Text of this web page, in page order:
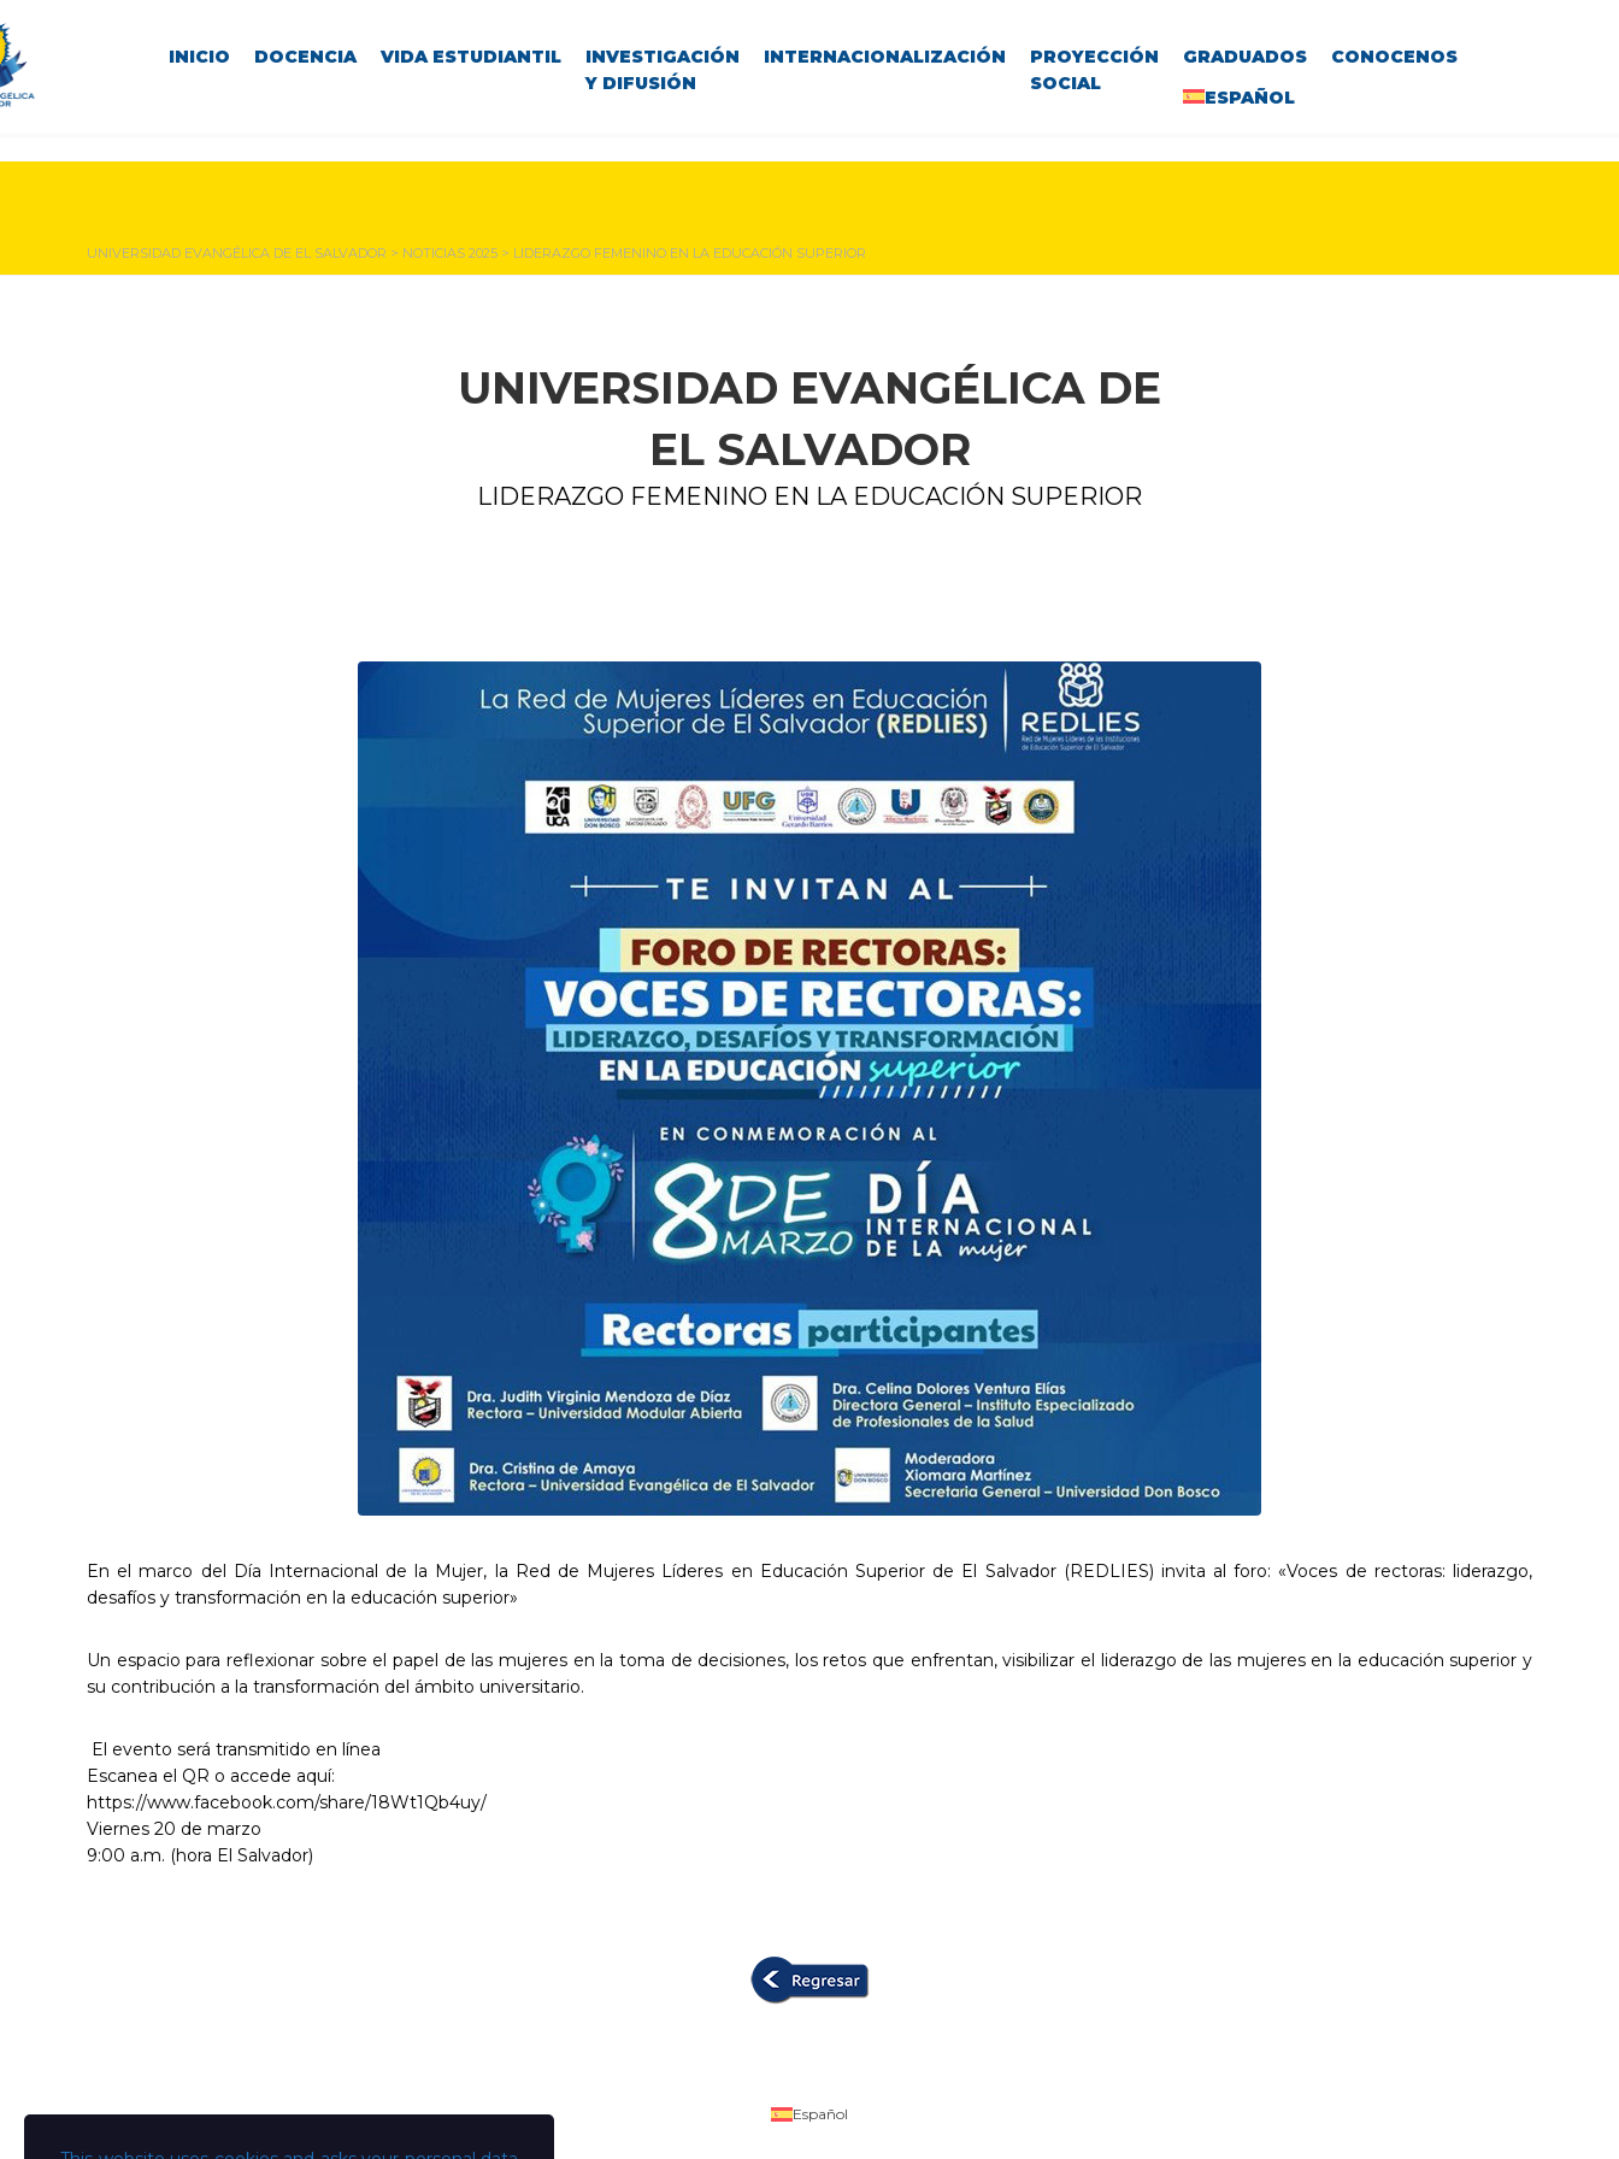
INICIO DOCENCIA VIDA ESTUDIANTIL
INVESTIGACIÓN
Y DIFUSIÓN
INTERNACIONALIZACIÓN
PROYECCIÓN
SOCIAL
GRADUADOS
CONOCENOS
ESPAÑOL
UNIVERSIDAD EVANGÉLICA DE EL SALVADOR > NOTICIAS 2025 > LIDERAZGO FEMENINO EN LA EDUCACIÓN SUPERIOR
UNIVERSIDAD EVANGÉLICA DE
EL SALVADOR
LIDERAZGO FEMENINO EN LA EDUCACIÓN SUPERIOR
En el marco del Día Internacional de la Mujer, la Red de Mujeres Líderes en Educación Superior de El Salvador (REDLIES) invita al foro: «Voces de rectoras: liderazgo,
desafíos y transformación en la educación superior»
Un espacio para reflexionar sobre el papel de las mujeres en la toma de decisiones, los retos que enfrentan, visibilizar el liderazgo de las mujeres en la educación superior y
su contribución a la transformación del ámbito universitario.
El evento será transmitido en línea
Escanea el QR o accede aquí:
https://www.facebook.com/share/18Wt1Qb4uy/
Viernes 20 de marzo
9:00 a.m. (hora El Salvador)
Español